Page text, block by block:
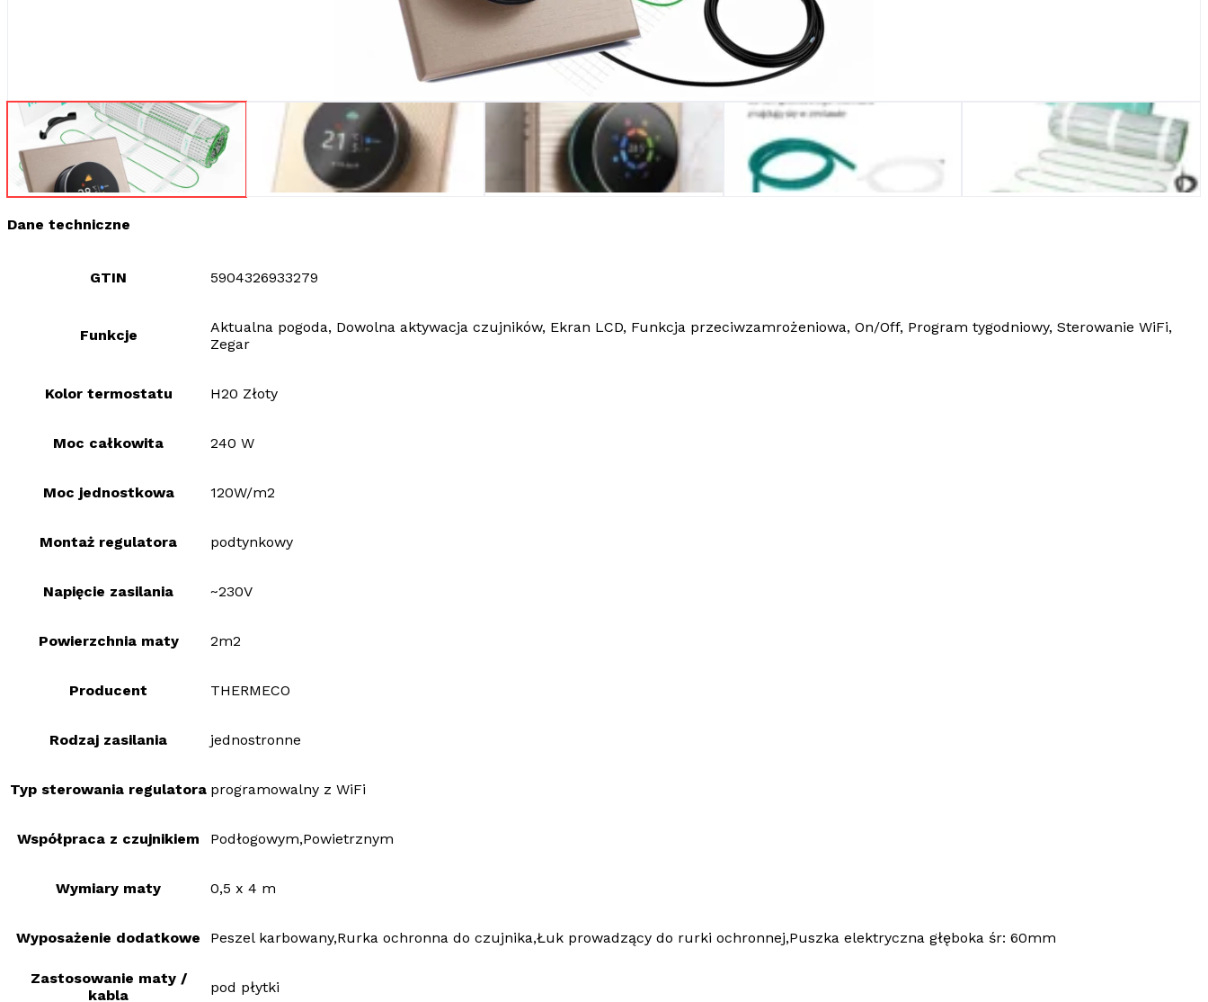
Dane techniczne
GTIN 5904326933279
Funkcje
Aktualna pogoda, Dowolna aktywacja czujników, Ekran LCD, Funkcja przeciwzamrożeniowa, On/Off, Program tygodniowy, Sterowanie WiFi,
Zegar
Kolor termostatu H20 Złoty
Moc całkowita 240 W
Moc jednostkowa 120W/m2
Montaż regulatora podtynkowy
Napięcie zasilania ~230V
Powierzchnia maty 2m2
Producent THERMECO
Rodzaj zasilania jednostronne
Typ sterowania regulatora programowalny z WiFi
Współpraca z czujnikiem Podłogowym,Powietrznym
Wymiary maty 0,5 x 4 m
Wyposażenie dodatkowe Peszel karbowany,Rurka ochronna do czujnika,Łuk prowadzący do rurki ochronnej,Puszka elektryczna głęboka śr: 60mm
Zastosowanie maty /
kabla
pod płytki